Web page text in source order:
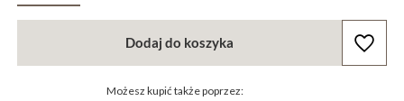
Dodaj do koszyka
Możesz kupić także poprzez: